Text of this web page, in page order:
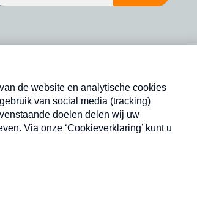
gratis abonnement op onze